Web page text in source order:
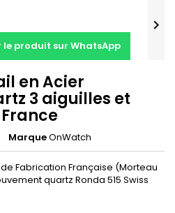

le produit sur WhatsApp
en Acier
3 aiguilles et
MarqueOnWatch
Fabrication Française (Morteau
quartz Ronda 515 Swiss